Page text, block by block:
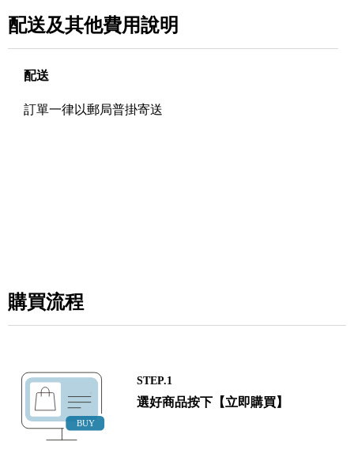
配送及其他費用說明
配送
訂單一律以郵局普掛寄送
購買流程
STEP.1
選好商品按下【立即購買】